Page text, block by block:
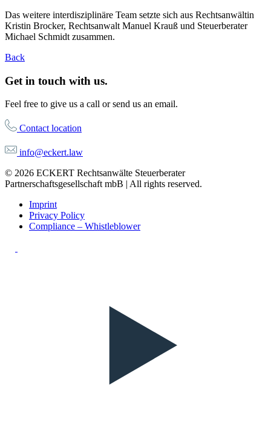
Das weitere interdisziplinäre Team setzte sich aus Rechtsanwältin
Kristin Brocker, Rechtsanwalt Manuel Krauß und Steuerberater
Michael Schmidt zusammen.
Back
Get in touch with us.
Feel free to give us a call or send us an email.
Contact location
info@eckert.law
© 2026 ECKERT Rechtsanwälte Steuerberater
Partnerschaftsgesellschaft mbB | All rights reserved.
Imprint
Privacy Policy
Compliance – Whistleblower